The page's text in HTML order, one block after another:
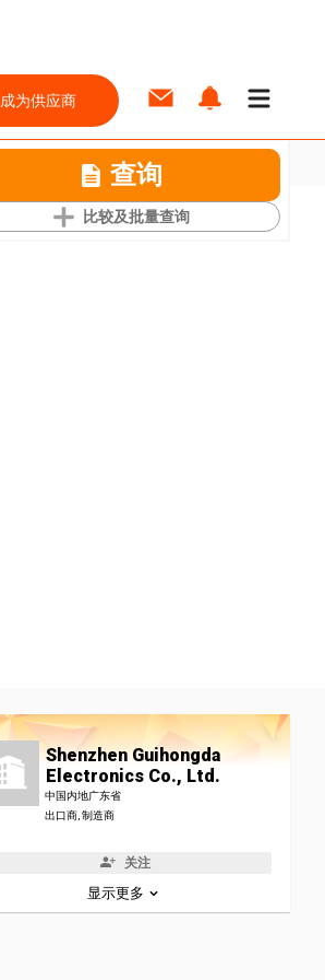
成为供应商
查询
比较及批量查询
Shenzhen Guihongda
Electronics Co., Ltd.
中国内地广东省
出口商, 制造商
关注
显示更多